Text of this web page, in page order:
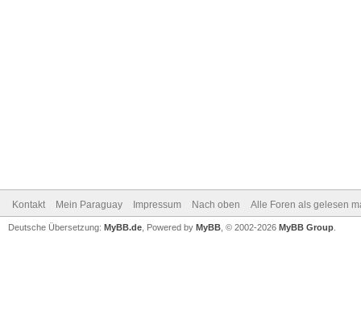
Kontakt Mein Paraguay Impressum Nach oben Alle Foren als gelesen
Deutsche Übersetzung: MyBB.de , Powered by MyBB , © 2002-2026 MyBB Group